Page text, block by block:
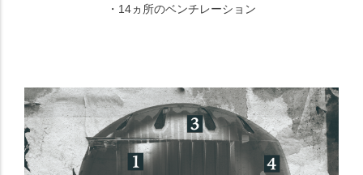
・14ヵ所のベンチレーション